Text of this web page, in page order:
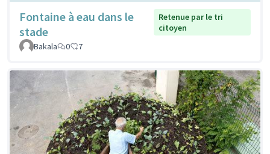
Fontaine à eau dans le
stade
Retenue par le tri
citoyen
Bakala
0 7